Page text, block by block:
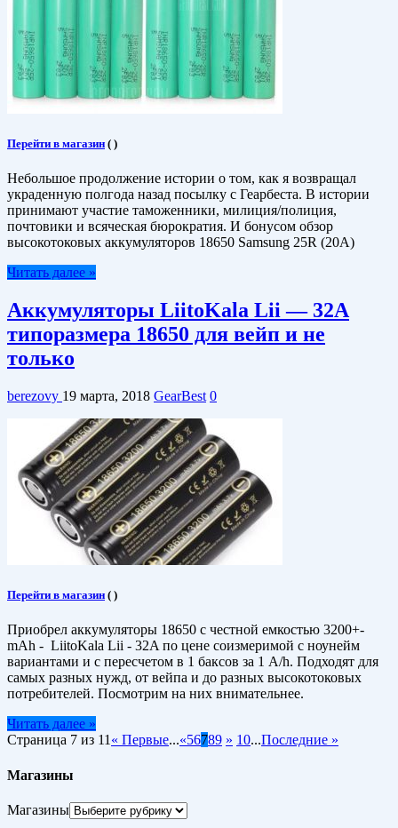
Перейти в магазин ( )
Небольшое продолжение истории о том, как я возвращал
украденную полгода назад посылку с Геарбеста. В истории
принимают участие таможенники, милиция/полиция,
почтовики и всяческая бюрократия. И бонусом обзор
высокотоковых аккумуляторов 18650 Samsung 25R (20А)
Читать далее »
Аккумуляторы LiitoKala Lii — 32A
типоразмера 18650 для вейп и не
только
berezovy 19 марта, 2018 GearBest 0
Перейти в магазин ( )
Приобрел аккумуляторы 18650 с честной емкостью 3200+-
mAh - LiitoKala Lii - 32A по цене соизмеримой с ноунейм
вариантами и с пересчетом в 1 баксов за 1 A/h. Подходят для
самых разных нужд, от вейпа и до разных высокотоковых
потребителей. Посмотрим на них внимательнее.
Читать далее »
Страница 7 из 11 « Первые...«56789 » 10...Последние »
Магазины
Магазины